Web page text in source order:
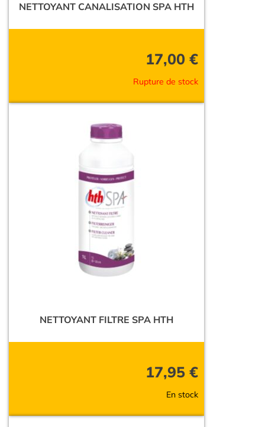
NETTOYANT CANALISATION SPA HTH
17,00 €
Rupture de stock
NETTOYANT FILTRE SPA HTH
17,95 €
En stock